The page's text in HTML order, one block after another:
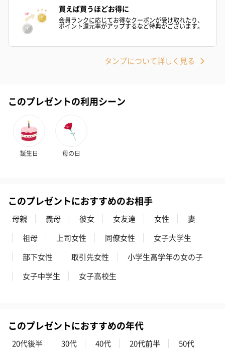
買えば買うほどお得に
会員ランクに応じてお得なクーポンが受け取れたり、
ポイント還元率がアップするなど特典がございます。
タンプについて詳しく見る
このプレゼントの利用シーン
誕生日 母の日
このプレゼントにおすすめのお相手
母親 義母 彼女 女友達 女性
妻
祖母
上司女性 同僚女性
女子大学生
部下女性
取引先女性
小学生高学年の女の子
女子中学生
女子高校生
このプレゼントにおすすめの年代
20代後半 30代 40代 20代前半
50代